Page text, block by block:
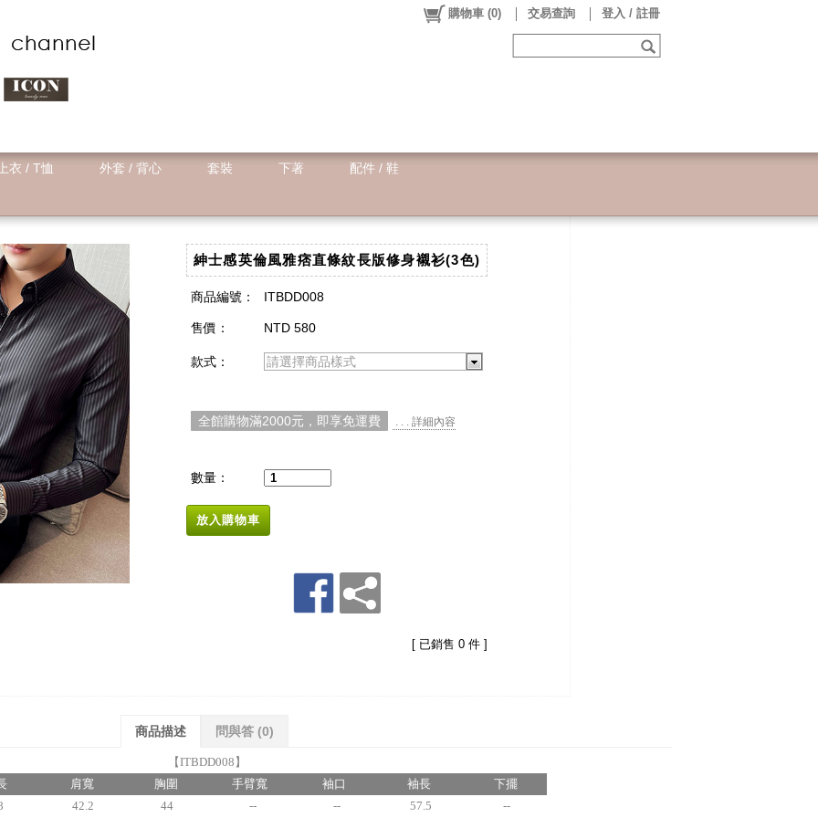
購物車 (0) 交易查詢 登入 / 註冊
衣 / T恤 外套 / 背心 套裝 下著 配件 / 鞋
紳士感英倫風雅痞直條紋長版修身襯衫(3色)
商品編號： ITBDD008
售價： NTD 580
款式： 請選擇商品樣式
全館購物滿2000元，即享免運費 . . . 詳細內容
數量：
放入購物車
[ 已銷售 0 件 ]
商品描述 問與答 (0)